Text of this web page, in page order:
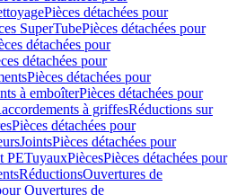
Pièces détachées pour
SuperTubePièces détachées pour
détachées pour
détachées pour
Pièces détachées pour
à emboîterPièces détachées pour
à griffesRéductions sur
Pièces détachées pour
JointsPièces détachées pour
PETuyauxPiècesPièces détachées pour
RéductionsOuvertures de
Ouvertures de